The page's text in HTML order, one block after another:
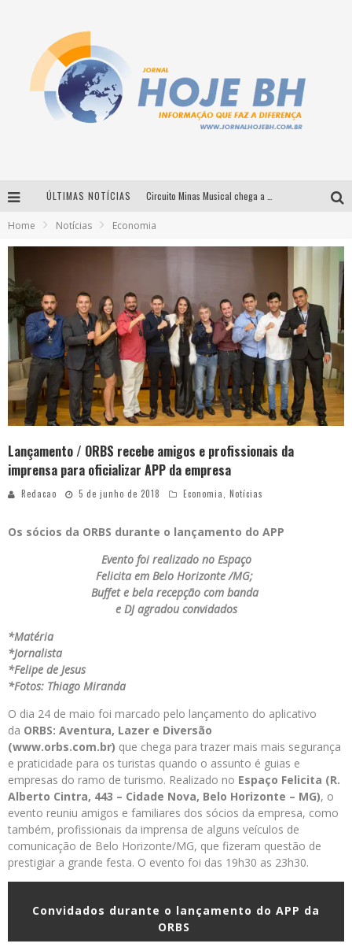
ÚLTIMAS NOTÍCIAS
Milton Guedes traz turnê “Milton Canta Lulu” a Belo Horizonte
Home Notícias Economia
Lançamento / ORBS recebe amigos e profissionais da
imprensa para oficializar APP da empresa
Redacao 5 de junho de 2018 Economia, Notícias
Os sócios da ORBS durante o lançamento do APP
Evento foi realizado no Espaço
Felicita em Belo Horizonte /MG;
Buffet e bela recepção com banda
e DJ agradou convidados
*Matéria
*Jornalista
*Felipe de Jesus
*Fotos: Thiago Miranda
O dia 24 de maio foi marcado pelo lançamento do aplicativo
da ORBS: Aventura, Lazer e Diversão
(www.orbs.com.br) que chega para trazer mais mais segurança
e praticidade para os turistas quando o assunto é guias e
empresas do ramo de turismo. Realizado no Espaço Felicita (R.
Alberto Cintra, 443 – Cidade Nova, Belo Horizonte – MG), o
evento reuniu amigos e familiares dos sócios da empresa, como
também, profissionais da imprensa de alguns veículos de
comunicação de Belo Horizonte/MG, que fizeram questão de
prestigiar a grande festa. O evento foi das 19h30 as 23h30.
Convidados durante o lançamento do APP da
ORBS